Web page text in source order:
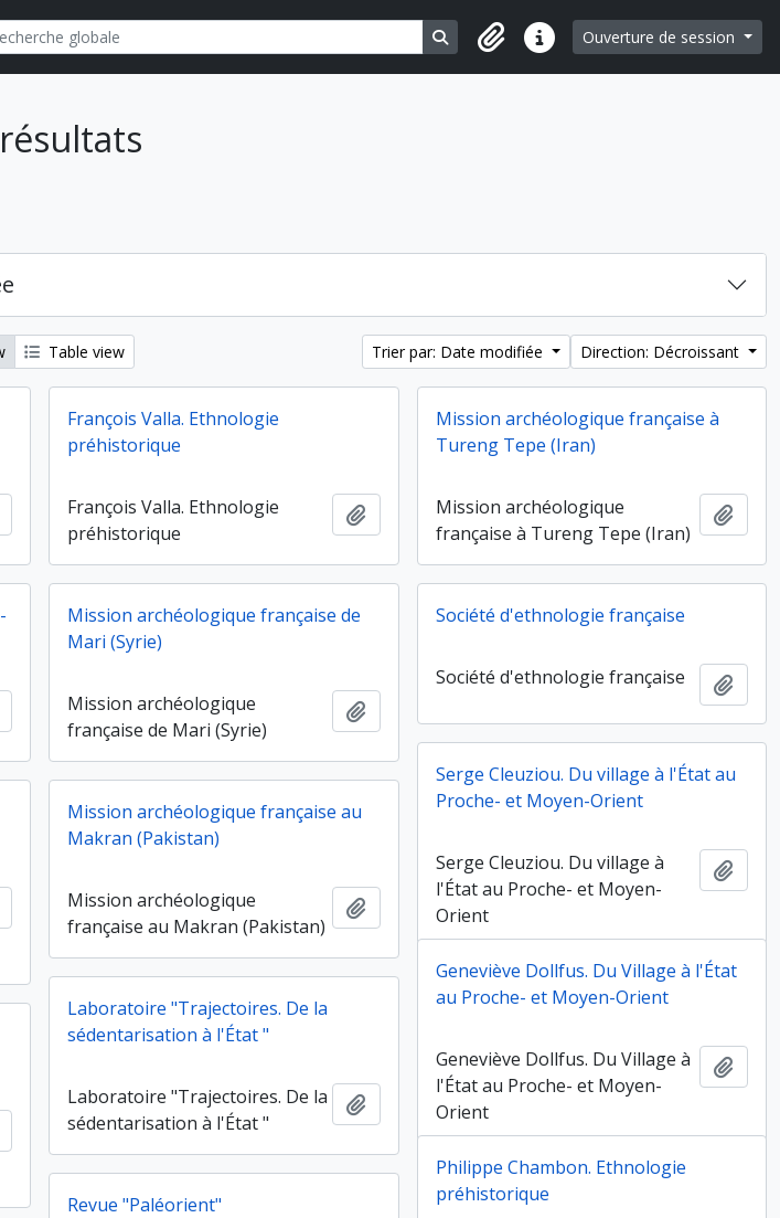
options Search in browse page
Liens rapidesOuverture de session
Table view Trier par: Date modifiée Direction: Décroissant
Ajouter au presse-papier
François Valla. Ethnologie
préhistorique
François Valla. Ethnologie
préhistorique
Ajouter au presse-papier
Mission archéologique française à
Tureng Tepe (Iran)
Mission archéologique
française à Tureng Tepe (Iran)
Ajouter au presse-papier
Mission archéologique française de
Mari (Syrie)
Mission archéologique
française de Mari (Syrie)
Ajouter au presse-papier
Société d'ethnologie française
Société d'ethnologie française
Serge Cleuziou. Du village à l'État au
Proche- et Moyen-Orient
Serge Cleuziou. Du village à
l'État au Proche- et Moyen-
Orient
Ajouter au presse-papier
Mission archéologique française au
Makran (Pakistan)
Mission archéologique
française au Makran (Pakistan)
Ajouter au presse-papier
Geneviève Dollfus. Du Village à l'État
au Proche- et Moyen-Orient
Geneviève Dollfus. Du Village à
l'État au Proche- et Moyen-
Orient
Laboratoire "Trajectoires. De la
sédentarisation à l'État "
Laboratoire "Trajectoires. De la
sédentarisation à l'État "
Ajouter au presse-papier
Ajouter au presse-papier
Philippe Chambon. Ethnologie
préhistorique
Revue "Paléorient"